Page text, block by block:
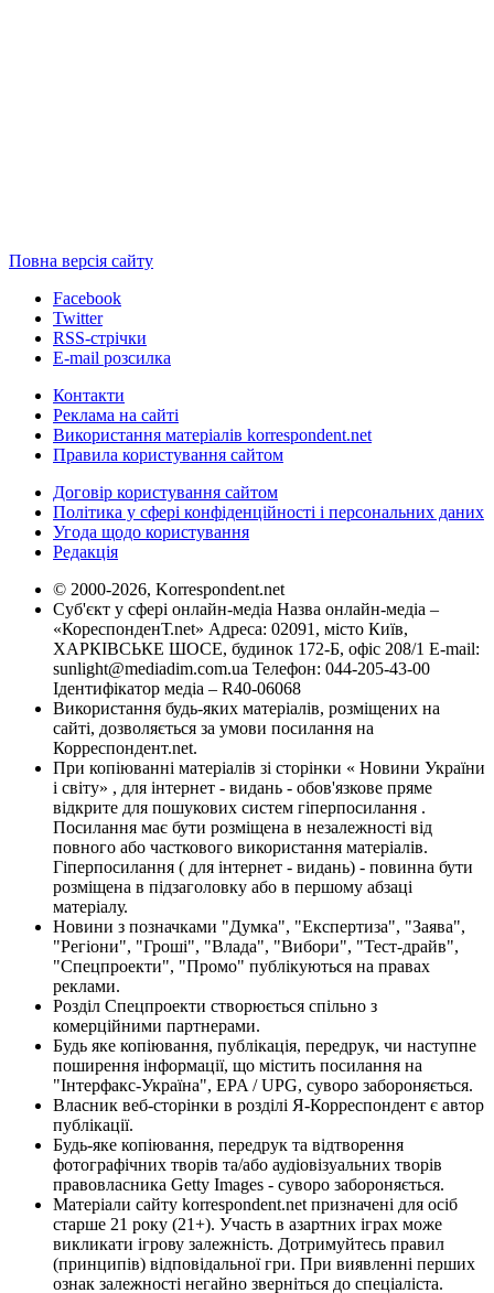
Повна версія сайту
Facebook
Twitter
RSS-стрічки
E-mail розсилка
Контакти
Реклама на сайті
Використання матеріалів korrespondent.net
Правила користування сайтом
Договір користування сайтом
Політика у сфері конфіденційності і персональних даних
Угода щодо користування
Редакція
© 2000-2026, Korrespondent.net
Суб'єкт у сфері онлайн-медіа Назва онлайн-медіа –
«КореспонденТ.net» Адреса: 02091, місто Київ,
ХАРКІВСЬКЕ ШОСЕ, будинок 172-Б, офіс 208/1 E-mail:
sunlight@mediadim.com.ua Телефон: 044-205-43-00
Ідентифікатор медіа – R40-06068
Використання будь-яких матеріалів, розміщених на
сайті, дозволяється за умови посилання на
Корреспондент.net.
При копіюванні матеріалів зі сторінки « Новини України
і світу» , для інтернет - видань - обов'язкове пряме
відкрите для пошукових систем гіперпосилання .
Посилання має бути розміщена в незалежності від
повного або часткового використання матеріалів.
Гіперпосилання ( для інтернет - видань) - повинна бути
розміщена в підзаголовку або в першому абзаці
матеріалу.
Новини з позначками "Думка", "Експертиза", "Заява",
"Регіони", "Гроші", "Влада", "Вибори", "Тест-драйв",
"Спецпроекти", "Промо" публікуються на правах
реклами.
Розділ Спецпроекти створюється спільно з
комерційними партнерами.
Будь яке копіювання, публікація, передрук, чи наступне
поширення інформації, що містить посилання на
"Інтерфакс-Україна", EPA / UPG, суворо забороняється.
Власник веб-сторінки в розділі Я-Корреспондент є автор
публікації.
Будь-яке копіювання, передрук та відтворення
фотографічних творів та/або аудіовізуальних творів
правовласника Getty Images - суворо забороняється.
Матеріали сайту korrespondent.net призначені для осіб
старше 21 року (21+). Участь в азартних іграх може
викликати ігрову залежність. Дотримуйтесь правил
(принципів) відповідальної гри. При виявленні перших
ознак залежності негайно зверніться до спеціаліста.